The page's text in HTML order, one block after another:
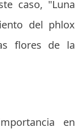
caso, "Luna
del phlox
flores de la
en